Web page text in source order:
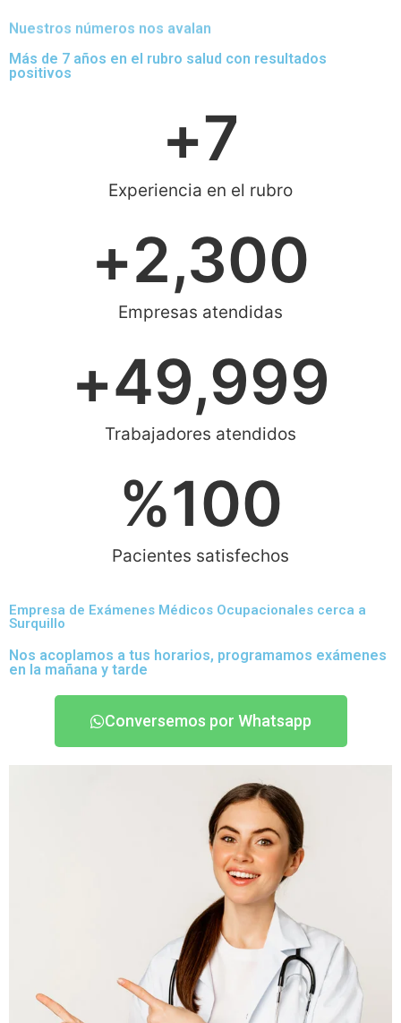
Nuestros números nos avalan
Más de 7 años en el rubro salud con resultados
positivos
Experiencia en el rubro
+7
Empresas atendidas
+2,300
Trabajadores atendidos
+49,999
Pacientes satisfechos
%100
Empresa de Exámenes Médicos Ocupacionales cerca a
Surquillo
Nos acoplamos a tus horarios, programamos exámenes
en la mañana y tarde
Conversemos por Whatsapp